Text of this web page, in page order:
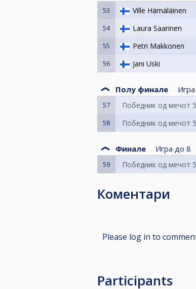
53 Ville Hämäläinen
54 Laura Saarinen
55 Petri Makkonen
56 Jani Uski
Полу финале
57 Победник од мечот
58 Победник од мечот
Финале Игра до 8
59 Победник од мечот
Коментари
Please log in to
Participants